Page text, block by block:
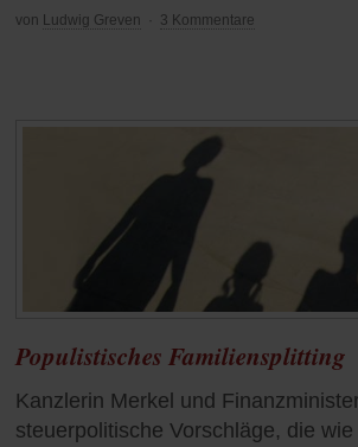
von Ludwig Greven 3 Kommentare
Populistisches Familiensplitting
Kanzlerin Merkel und
steuerpolitische Vorschläge, die